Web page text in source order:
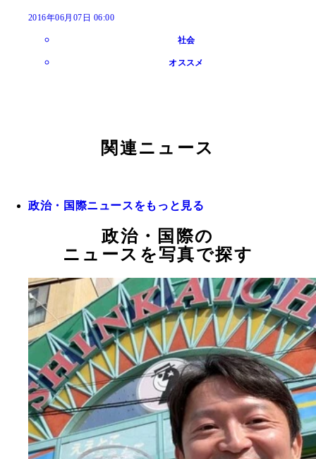
2016年06月07日 06:00
社会
オススメ
関連ニュース
政治・国際ニュースをもっと見る
政治・国際の
ニュースを写真で探す